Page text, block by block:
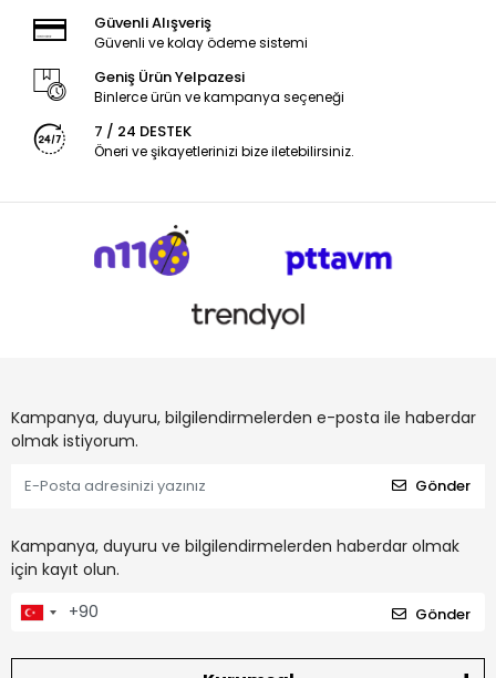
Güvenli Alışveriş
Güvenli ve kolay ödeme sistemi
Geniş Ürün Yelpazesi
Binlerce ürün ve kampanya seçeneği
7 / 24 DESTEK
Öneri ve şikayetlerinizi bize iletebilirsiniz.
Kampanya, duyuru, bilgilendirmelerden e-posta ile haberdar
olmak istiyorum.
Gönder
Kampanya, duyuru ve bilgilendirmelerden haberdar olmak
için kayıt olun.
Gönder